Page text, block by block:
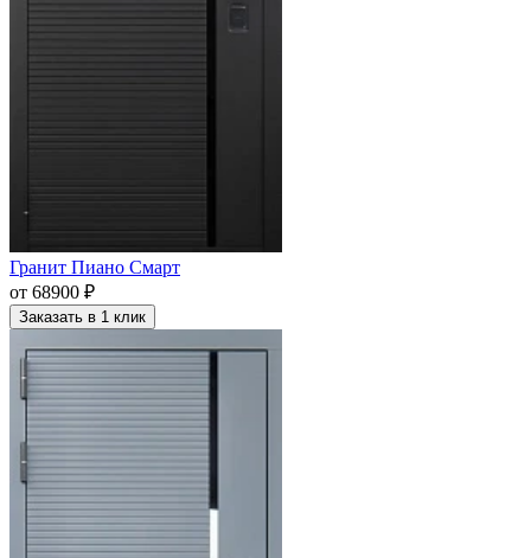
Гранит Пиано Смарт
от 68900 ₽
Заказать в 1 клик